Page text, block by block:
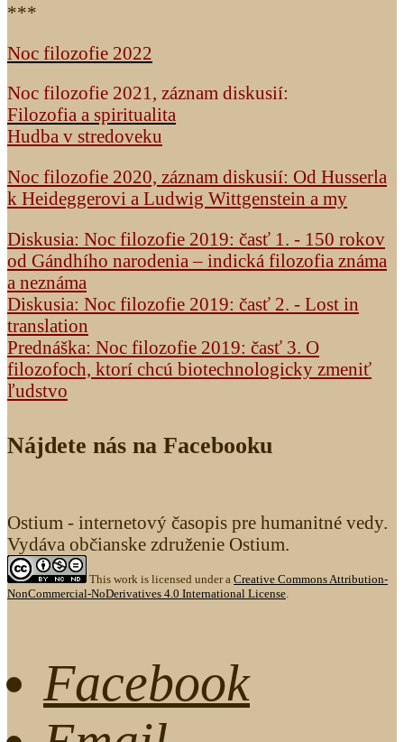
***
Noc filozofie 2022
Noc filozofie 2021, záznam diskusií:
Filozofia a spiritualita
Hudba v stredoveku
Noc filozofie 2020, záznam diskusií: Od Husserla
k Heideggerovi a Ludwig Wittgenstein a my
Diskusia: Noc filozofie 2019: časť 1. - 150 rokov
od Gándhího narodenia – indická filozofia známa
a neznáma
Diskusia: Noc filozofie 2019: časť 2. - Lost in
translation
Prednáška: Noc filozofie 2019: časť 3. O
filozofoch, ktorí chcú biotechnologicky zmeniť
ľudstvo
Nájdete nás na Facebooku
Ostium - internetový časopis pre humanitné vedy.
Vydáva občianske združenie Ostium.
This work is licensed under a Creative Commons Attribution-
NonCommercial-NoDerivatives 4.0 International License.
Facebook